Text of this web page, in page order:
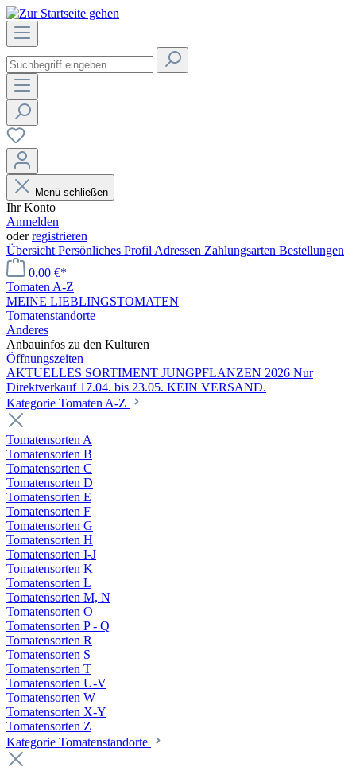
Menü schließen
Ihr Konto
Anmelden
oderregistrieren
Übersicht Persönliches Profil Adressen Zahlungsarten Bestellungen
0,00 €*
Tomaten A-Z
MEINE LIEBLINGSTOMATEN
Tomatenstandorte
Anderes
Anbauinfos zu den Kulturen
Öffnungszeiten
AKTUELLES SORTIMENT JUNGPFLANZEN 2026 Nur
Direktverkauf 17.04. bis 23.05. KEIN VERSAND.
Kategorie Tomaten A-Z
Tomatensorten A
Tomatensorten B
Tomatensorten C
Tomatensorten D
Tomatensorten E
Tomatensorten F
Tomatensorten G
Tomatensorten H
Tomatensorten I-J
Tomatensorten K
Tomatensorten L
Tomatensorten M, N
Tomatensorten O
Tomatensorten P - Q
Tomatensorten R
Tomatensorten S
Tomatensorten T
Tomatensorten U-V
Tomatensorten W
Tomatensorten X-Y
Tomatensorten Z
Kategorie Tomatenstandorte